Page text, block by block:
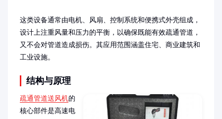
这类设备通常由电机、风扇、控制系统和便携式外壳组成，
设计上注重风量和压力的平衡，以确保既能有效疏通管道，
又不会对管道造成损伤。其应用范围涵盖住宅、商业建筑和
工业设施。
结构与原理
疏通管道送风机的
核心部件是高速电